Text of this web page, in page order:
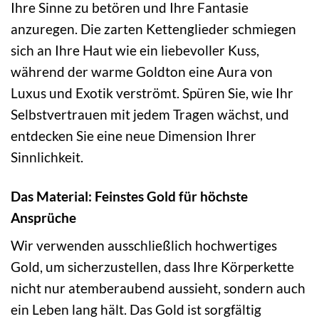
Ihre Sinne zu betören und Ihre Fantasie
anzuregen. Die zarten Kettenglieder schmiegen
sich an Ihre Haut wie ein liebevoller Kuss,
während der warme Goldton eine Aura von
Luxus und Exotik verströmt. Spüren Sie, wie Ihr
Selbstvertrauen mit jedem Tragen wächst, und
entdecken Sie eine neue Dimension Ihrer
Sinnlichkeit.
Das Material: Feinstes Gold für höchste
Ansprüche
Wir verwenden ausschließlich hochwertiges
Gold, um sicherzustellen, dass Ihre Körperkette
nicht nur atemberaubend aussieht, sondern auch
ein Leben lang hält. Das Gold ist sorgfältig